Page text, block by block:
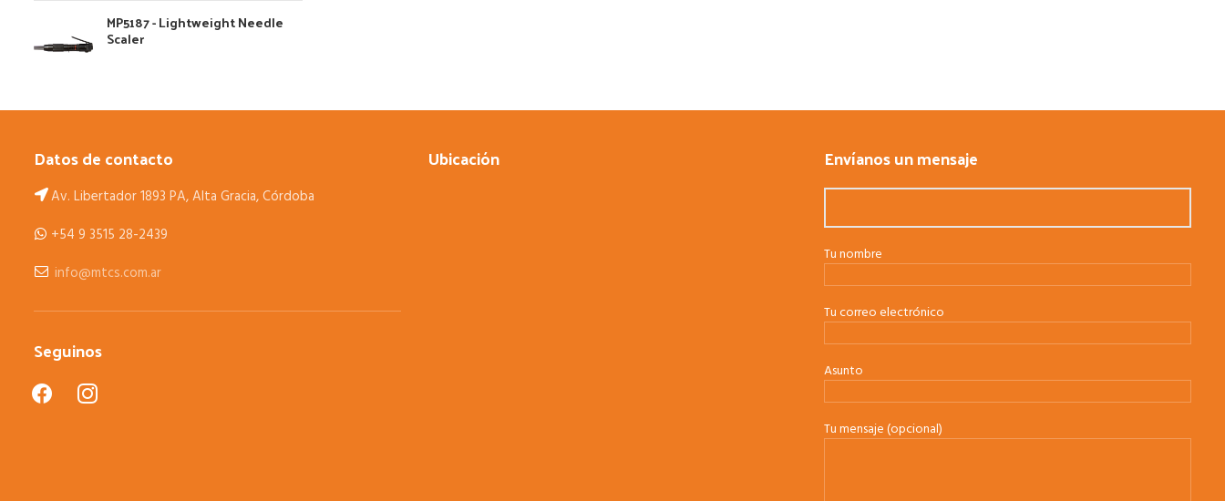
MP5187 - Lightweight Needle
Scaler
Datos de contacto
Av. Libertador 1893 PA, Alta Gracia, Córdoba
+54 9 3515 28-2439
info@mtcs.com.ar
Seguinos
facebookinstagram
Ubicación Envíanos un mensaje
Tu nombre
Tu correo electrónico
Asunto
Tu mensaje (opcional)